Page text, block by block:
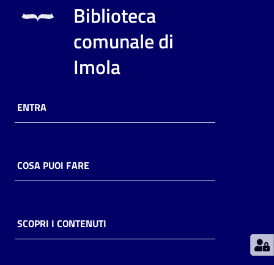
storico
Patto
per
Biblioteca
comunale di
Imola
ENTRA
COSA PUOI FARE
SCOPRI I CONTENUTI